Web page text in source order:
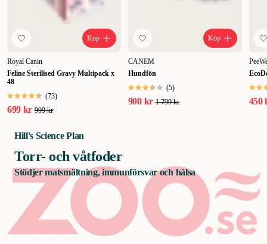
Köp
Royal Canin
Feline Sterilised Gravy Multipack x
48
(73)
699 kr 999 kr
Köp
CANEM
Hundfön
(5)
900 kr 1 799 kr 450
Hill's Science Plan
Torr- och våtfoder
Stödjer matsmältning, immunförsvar och hälsa